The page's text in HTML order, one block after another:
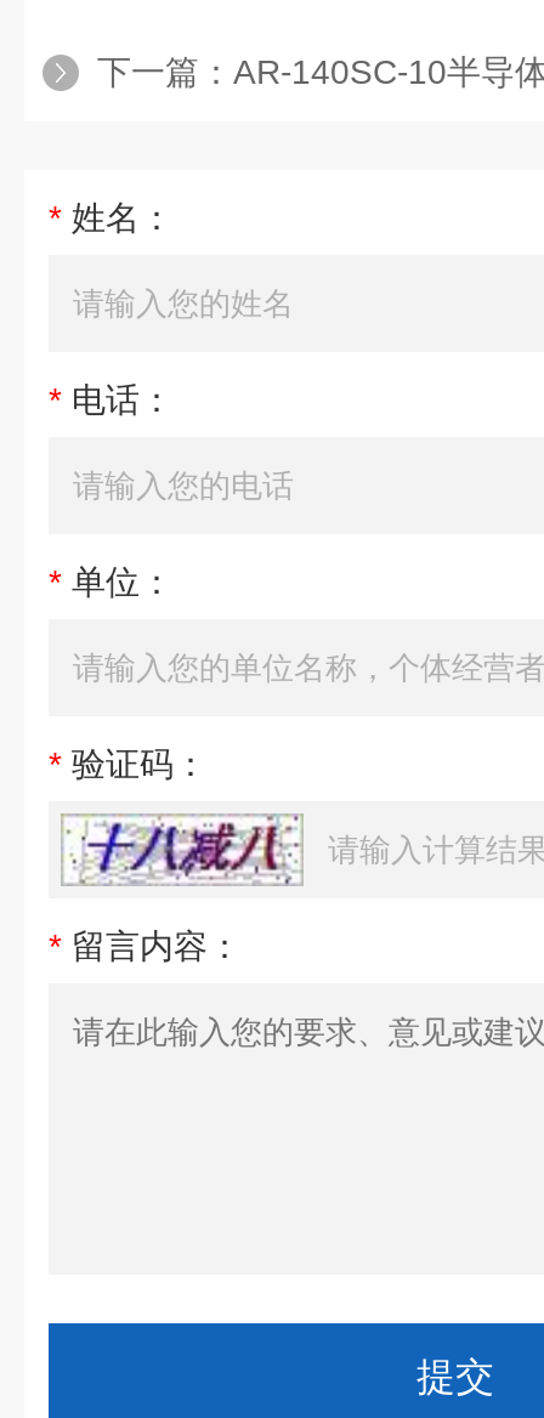
下一篇： AR-140SC-10半导
* 姓名：
* 电话：
* 单位：
* 验证码：
* 留言内容：